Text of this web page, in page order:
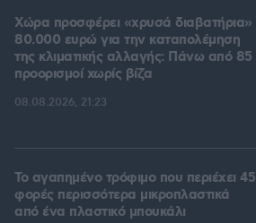
Χώρα προσφέρει «χρυσά διαβατήρια»
80.000 ευρώ για την καταπολέμηση
της κλιματικής αλλαγής: Πάνω από 85
προορισμοί χωρίς βίζα
08.08.2026, 21:23
Το αγαπημένο τρόφιμο που περιέχει 45
φορές περισσότερα μικροπλαστικά
από ένα πλαστικό μπουκάλι